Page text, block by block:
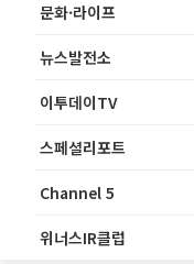
문화·라이프
뉴스발전소
이투데이TV
스페셜리포트
Channel 5
위너스IR클럽